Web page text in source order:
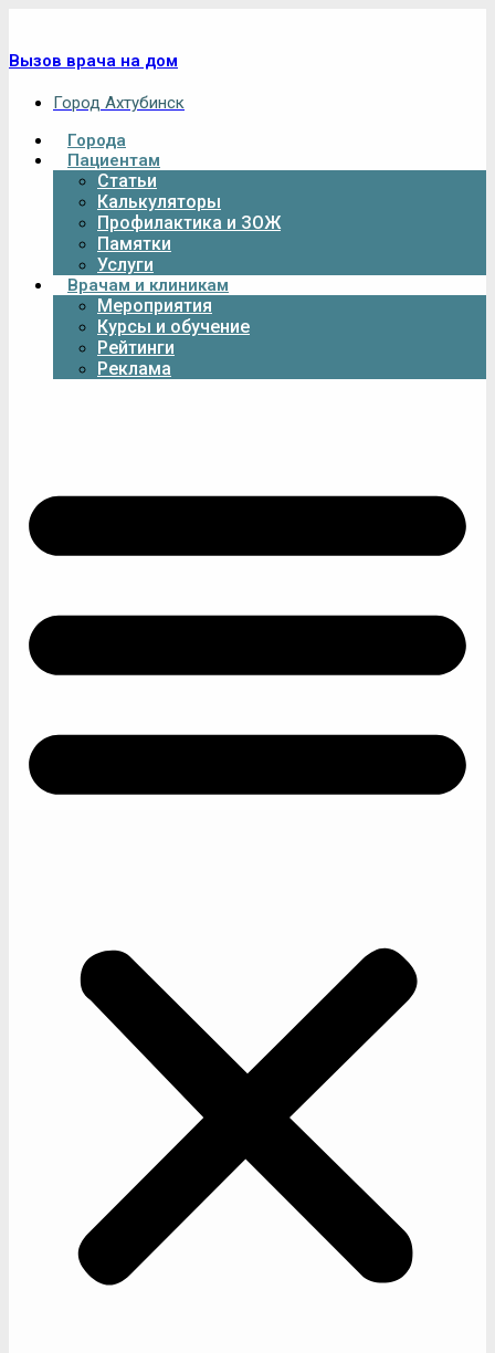
Вызов врача на дом
Город Ахтубинск
Города
Пациентам
Статьи
Калькуляторы
Профилактика и ЗОЖ
Памятки
Услуги
Врачам и клиникам
Мероприятия
Курсы и обучение
Рейтинги
Реклама